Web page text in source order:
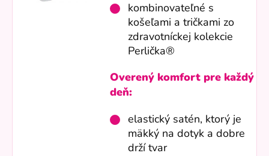
kombinovateľné s
košeľami a tričkami zo
zdravotníckej kolekcie
Perlička®
Overený komfort pre každý
deň:
elastický satén, ktorý je
mäkký na dotyk a dobre
drží tvar